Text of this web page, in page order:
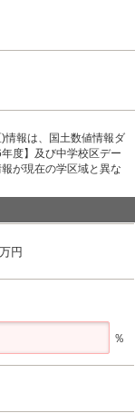
情報は、国土数値情報ダ
度】及び中学校区デー
が現在の学区域と異な
万円
％